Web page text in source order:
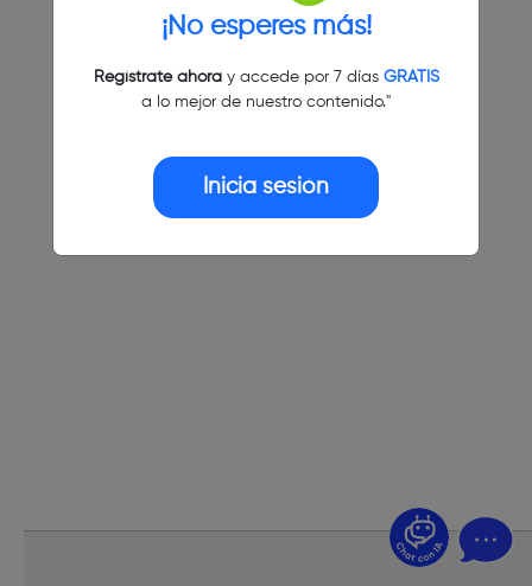
¡No esperes más!
Regístrate ahoray accede por 7 días GRATIS
a lo mejor de nuestro contenido."
Inicia sesión